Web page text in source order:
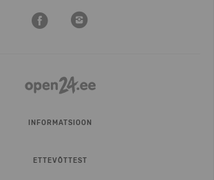
INFORMATSIOON
ETTEVÕTTEST